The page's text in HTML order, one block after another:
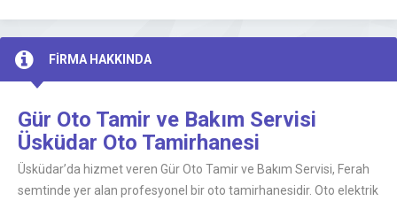
FİRMA HAKKINDA
Gür Oto Tamir ve Bakım Servisi
Üsküdar Oto Tamirhanesi
Üsküdar’da hizmet veren Gür Oto Tamir ve Bakım Servisi, Ferah
semtinde yer alan profesyonel bir oto tamirhanesidir. Oto elektrik